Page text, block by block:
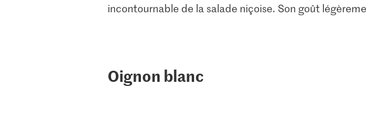
incontournable de la salade niçoise. Son goût
Oignon blanc